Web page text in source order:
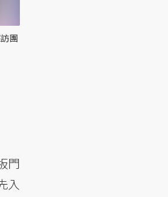
團
門
入